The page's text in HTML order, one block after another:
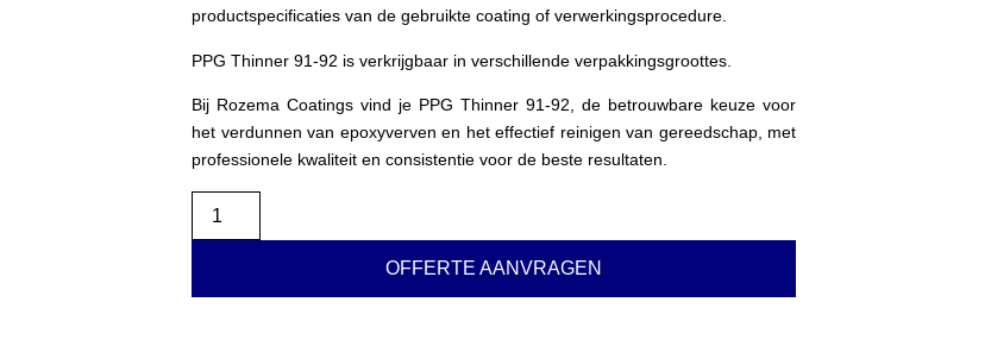
productspecificaties van de gebruikte coating of verwerkingsprocedure.
PPG Thinner 91-92 is verkrijgbaar in verschillende verpakkingsgroottes.
Bij Rozema Coatings vind je PPG Thinner 91-92, de betrouwbare keuze voor
het verdunnen van epoxyverven en het effectief reinigen van gereedschap, met
professionele kwaliteit en consistentie voor de beste resultaten.
OFFERTE AANVRAGEN